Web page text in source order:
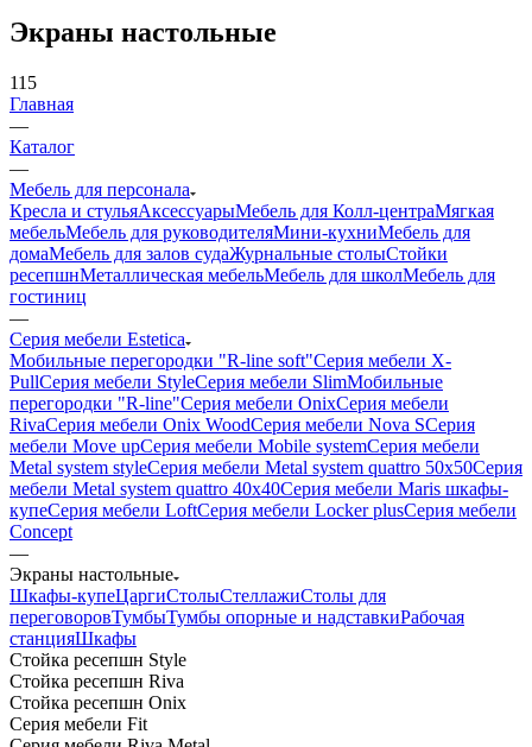
Экраны настольные
115
Главная
—
Каталог
—
Мебель для персонала
Кресла и стульяАксессуарыМебель для Колл-центраМягкая
мебельМебель для руководителяМини-кухниМебель для
домаМебель для залов судаЖурнальные столыСтойки
ресепшнМеталлическая мебельМебель для школМебель для
гостиниц
—
Серия мебели Estetica
Мобильные перегородки "R-line soft"Серия мебели X-
PullСерия мебели StyleСерия мебели SlimМобильные
перегородки "R-line"Серия мебели OnixСерия мебели
RivaСерия мебели Onix WoodСерия мебели Nova SСерия
мебели Move upСерия мебели Mobile systemСерия мебели
Metal system styleСерия мебели Metal system quattro 50x50Серия
мебели Metal system quattro 40x40Серия мебели Maris шкафы-
купеСерия мебели LoftСерия мебели Locker plusСерия мебели
Concept
—
Экраны настольные
Шкафы-купеЦаргиСтолыСтеллажиСтолы для
переговоровТумбыТумбы опорные и надставкиРабочая
станцияШкафы
Стойка ресепшн Style
Стойка ресепшн Riva
Стойка ресепшн Onix
Серия мебели Fit